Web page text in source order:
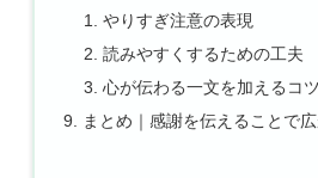
やりすぎ注意の表現
読みやすくするための工夫
心が伝わる一文を加えるコツ
まとめ｜感謝を伝えることで